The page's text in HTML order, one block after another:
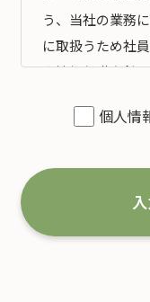
う、当社の業務
に取扱うため社
人情報保護方針
1.事業の内容及
個人情